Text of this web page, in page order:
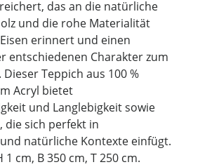
das an die natürliche
und die rohe Materialität
erinnert und einen
entschiedenen Charakter zum
Teppich aus 100 %
Acryl bietet
und Langlebigkeit sowie
die sich perfekt in
natürliche Kontexte einfügt.
cm, B 350 cm, T 250 cm.